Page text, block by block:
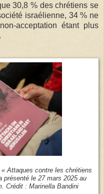
30,8 % des chrétiens se
israélienne, 34 % ne
acceptation étant plus
Attaques contre les chrétiens
présenté le 27 mars 2025 au
Crédit : Marinella Bandini